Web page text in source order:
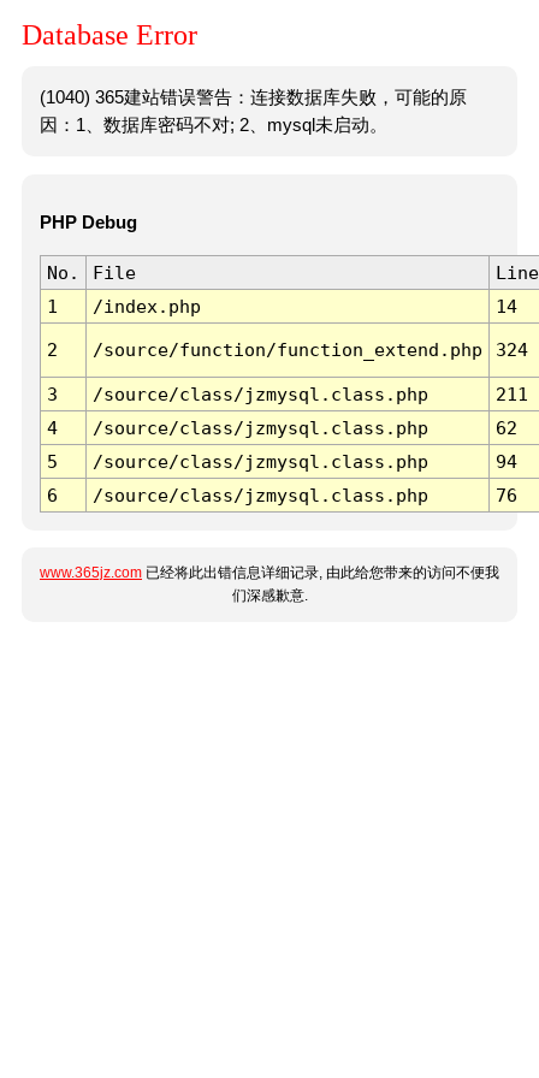
Database Error
(1040) 365建站错误警告：连接数据库失败，可能的原
因：1、数据库密码不对; 2、mysql未启动。
PHP Debug
No. File
Line
1
/index.php 14
2 /source/function/function_extend.php 324
3 /source/class/jzmysql.class.php
211
4
/source/class/jzmysql.class.php
62
5
/source/class/jzmysql.class.php
94
6
/source/class/jzmysql.class.php 76
www.365jz.com 已经将此出错信息详细记录, 由此给您带来的访问不便我
们深感歉意.